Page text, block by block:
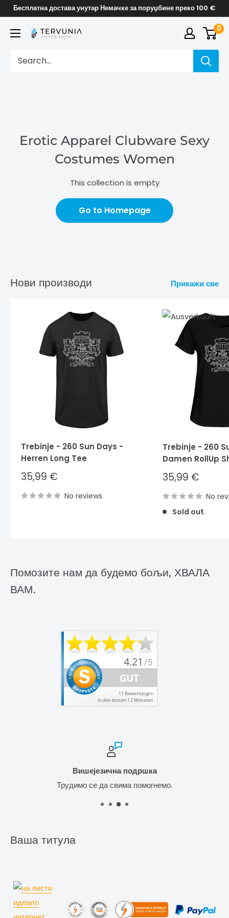
Skip
content
Бесплатна достава унутар Немачке за поруџбине преко 100 €
TERVUNIA
Stores
0
Erotic Apparel Clubware Sexy
Costumes Women
This collection is empty
Go to Homepage
Нови производи Прикажи све
Trebinje - 260 Sun Days -
Herren Long Tee
Sale
price
35,99 €
No reviews
Trebinje - 260
Damen RollUp
Sale
price
35,99 €
No
Sold out
Помозите нам да будемо бољи, ХВАЛА
ВАМ.
Вишејезична подршка
Трудимо се да свима помогнемо.
Ваша титула